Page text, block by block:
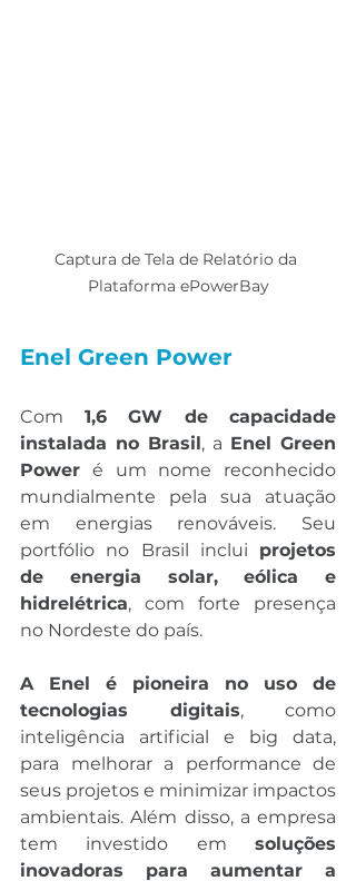
Captura de Tela de Relatório da
Plataforma ePowerBay
Enel Green Power
Com 1,6 GW de capacidade
instalada no Brasil, a Enel Green
Power é um nome reconhecido
mundialmente pela sua atuação
em energias renováveis. Seu
portfólio no Brasil inclui projetos
de energia solar, eólica e
hidrelétrica, com forte presença
no Nordeste do país.
A Enel é pioneira no uso de
tecnologias digitais, como
inteligência artificial e big data,
para melhorar a performance de
seus projetos e minimizar impactos
ambientais. Além disso, a empresa
tem investido em soluções
inovadoras para aumentar a